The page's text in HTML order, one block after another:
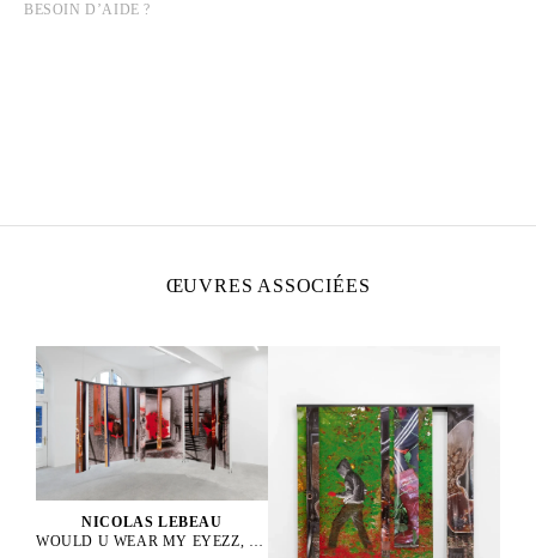
BESOIN D’AIDE ?
ŒUVRES ASSOCIÉES
NICOLAS LEBEAU
WOULD U WEAR MY EYEZZ, 2025